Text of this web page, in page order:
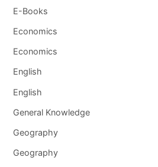
E-Books
Economics
Economics
English
English
General Knowledge
Geography
Geography